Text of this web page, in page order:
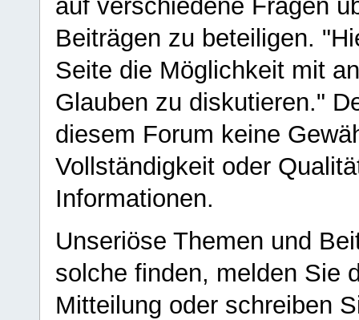
auf verschiedene Fragen
Beiträgen zu beteiligen.
Seite die Möglichkeit mit
Glauben zu diskutieren."
diesem Forum keine
Vollständigkeit oder
Informationen.
Unseriöse Themen und
solche finden, melden Sie
Mitteilung oder schreiben